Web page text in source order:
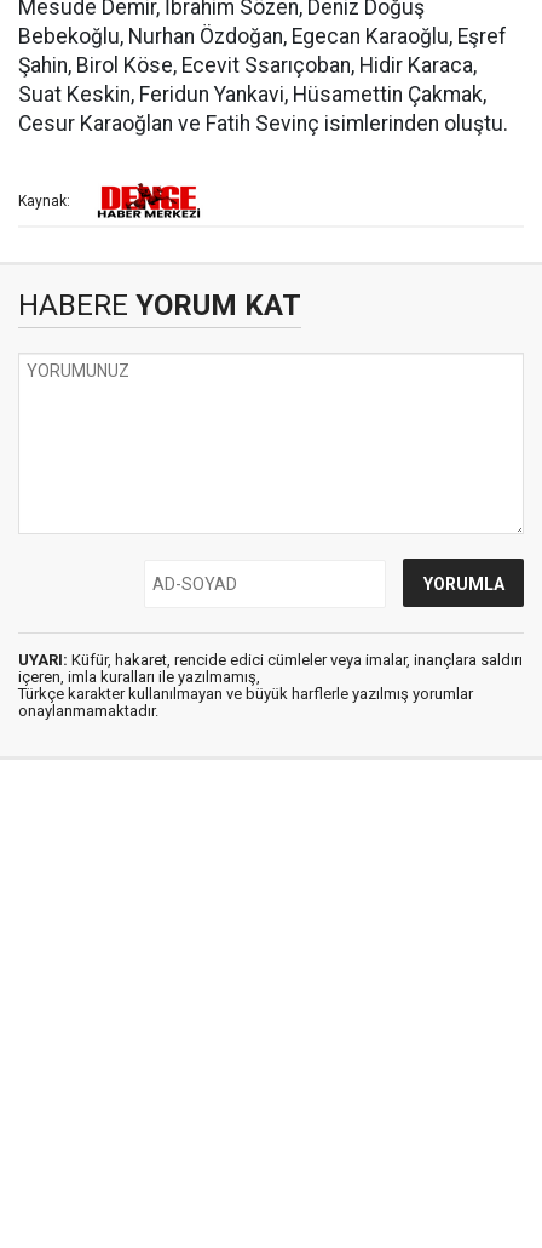
Mesude Demir, İbrahim Sözen, Deniz Doğuş
Bebekoğlu, Nurhan Özdoğan, Egecan Karaoğlu, Eşref
Şahin, Birol Köse, Ecevit Ssarıçoban, Hidir Karaca,
Suat Keskin, Feridun Yankavi, Hüsamettin Çakmak,
Cesur Karaoğlan ve Fatih Sevinç isimlerinden oluştu.
Kaynak:
HABERE YORUM KAT
UYARI: Küfür, hakaret, rencide edici cümleler veya imalar, inançlara saldırı
içeren, imla kuralları ile yazılmamış,
Türkçe karakter kullanılmayan ve büyük harflerle yazılmış yorumlar
onaylanmamaktadır.